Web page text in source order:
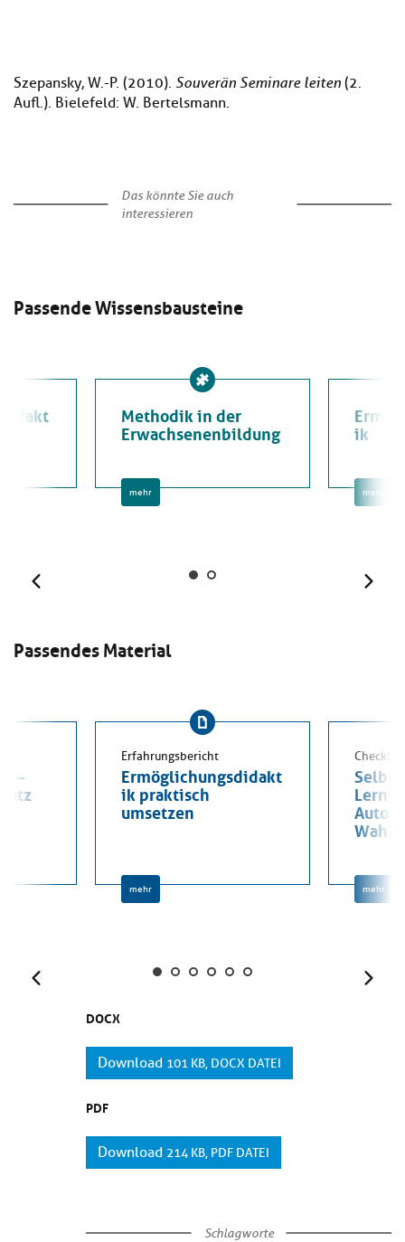
Szepansky, W.-P. (2010). Souverän Seminare leiten (2.
Aufl.). Bielefeld: W. Bertelsmann.
Das könnte Sie auch
interessieren
Passende Wissensbausteine
Methodik in der
Erwachsenenbildung
mehr
ik
mehr
Passendes Material
–
Erfahrungsbericht
Ermöglichungsdidakt
ik praktisch
umsetzen
mehr mehr
DOCX
Download 101 KB, DOCX DATEI
PDF
Download 214 KB, PDF DATEI
Schlagworte